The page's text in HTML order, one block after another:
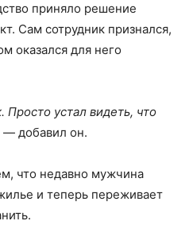
приняло решение
Сам сотрудник признался,
оказался для него
Просто устал видеть, что
— добавил он.
что недавно мужчина
и теперь переживает